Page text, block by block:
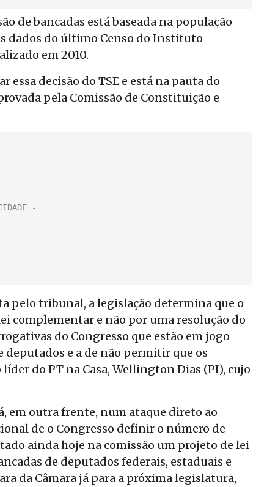
de bancadas está baseada na população
dados do último Censo do Instituto
em 2010.
decisão do TSE e está na pauta do
pela Comissão de Constituição e
pelo tribunal, a legislação determina que o
complementar e não por uma resolução do
do Congresso que estão em jogo
deputados e a de não permitir que os
do PT na Casa, Wellington Dias (PI), cujo
em outra frente, num ataque direto ao
de o Congresso definir o número de
ainda hoje na comissão um projeto de lei
de deputados federais, estaduais e
da Câmara já para a próxima legislatura,